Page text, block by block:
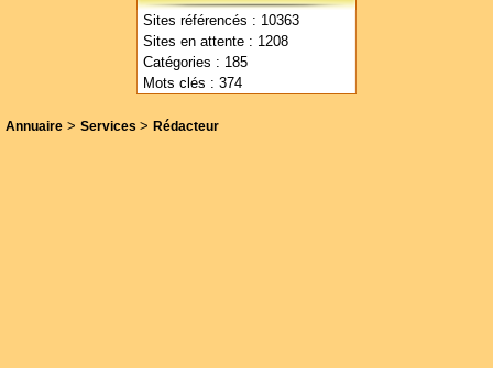
Sites référencés : 10363
Sites en attente : 1208
Catégories : 185
Mots clés : 374
Annuaire > Services > Rédacteur